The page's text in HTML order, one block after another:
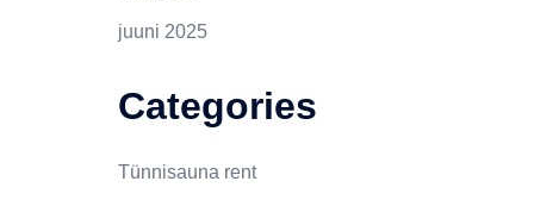
juuni 2025
Categories
Tünnisauna rent